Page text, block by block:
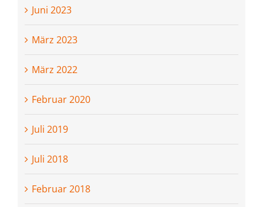
Juni 2023
März 2023
März 2022
Februar 2020
Juli 2019
Juli 2018
Februar 2018